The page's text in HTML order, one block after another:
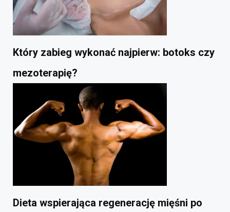
Który zabieg wykonać najpierw: botoks czy
mezoterapię?
Dieta wspierająca regenerację mięśni po